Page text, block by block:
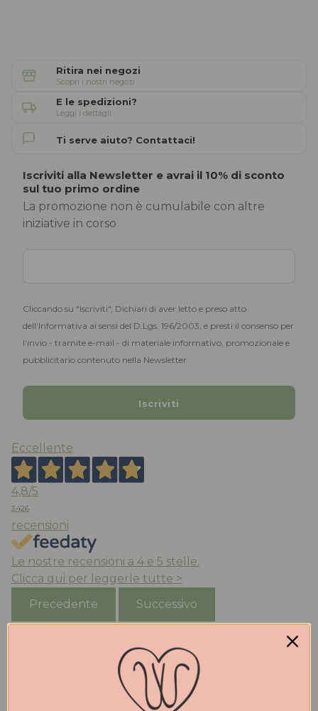
Ritira nei negozi
Scopri i nostri negozi
E le spedizioni?
Leggi i dettagli
Ti serve aiuto? Contattaci!
Iscriviti alla Newsletter e avrai il 10% di sconto
sul tuo primo ordine
La promozione non è cumulabile con altre
iniziative in corso
Cliccando su "Iscriviti", Dichiari di aver letto e preso atto
dell’Informativa ai sensi del D.Lgs. 196/2003, e presti il consenso per
l’invio - tramite e-mail - di materiale informativo, promozionale e
pubblicitario contenuto nella Newsletter
Eccellente
4,8/5
3.426
recensioni
Le nostre recensioni a 4 e 5 stelle.
Clicca qui per leggerle tutte >
Precedente
Successivo
Acquisto da anni le scarpe di Walter che trovo
molto belle e comode. Qualità eccezionale. Stile ed